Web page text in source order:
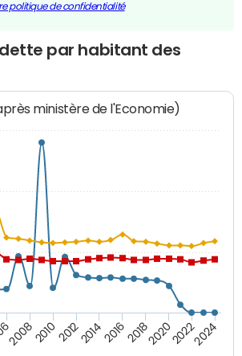
politique de confidentialité
par habitant des
ministère de l'Economie)
200820102012201420162018202020222024